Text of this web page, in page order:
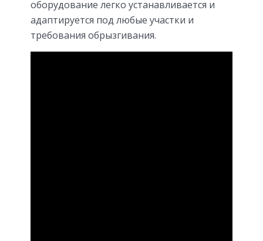
оборудование легко устанавливается и
адаптируется под любые участки и
требования обрызгивания.